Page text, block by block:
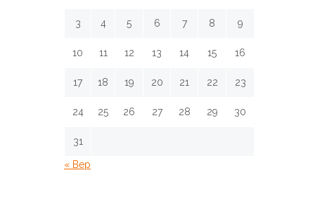
3 4 5 6 7 8 9
10 11 12 13 14 15 16
17 18 19 20 21 22 23
24 25 26 27 28 29 30
31
« Вер